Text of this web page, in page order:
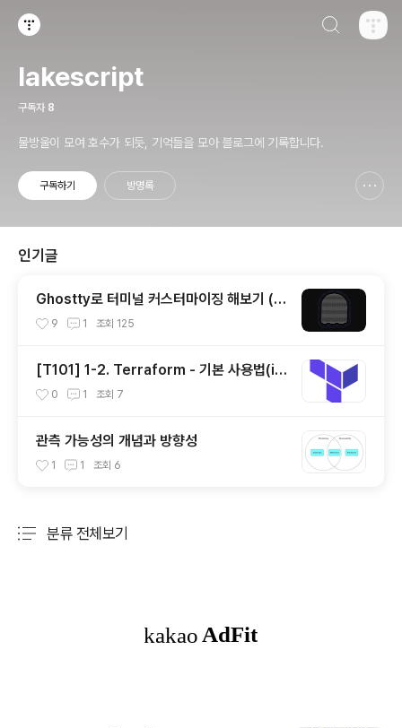
lakescript
구독자 8
물방울이 모여 호수가 되듯, 기억들을 모아 블로그에 기록합니다.
구독하기 방명록
인기글
Ghostty로 터미널 커스터마이징 해보기 (한
글 폰트 적용)
9 1 조회 125
[T101] 1-2. Terraform - 기본 사용법(ini
t, plan, apply, destory)
0 1 조회 7
관측 가능성의 개념과 방향성
1 1 조회 6
분류 전체보기